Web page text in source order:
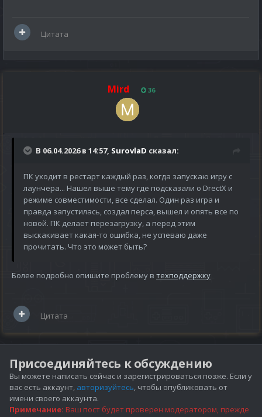
Цитата
Mird 36
В 06.04.2026 в 14:57, SurovlaD сказал:
ПК уходит в рестарт каждый раз, когда запускаю игру с
лаунчера... Нашел выше тему где подсказали о DrectX и
режиме совместимости, все сделал. Один раз игра и
правда запустилась, создал перса, вышел и опять все по
новой. ПК делает перезагрузку, а перед этим
выскакивает какая-то ошибка, не успеваю даже
прочитать. Что это может быть?
Более подробно опишите проблему в техподдержку
Цитата
Присоединяйтесь к обсуждению
Вы можете написать сейчас и зарегистрироваться позже. Если у
вас есть аккаунт, авторизуйтесь, чтобы опубликовать от
имени своего аккаунта.
Примечание: Ваш пост будет проверен модератором, прежде